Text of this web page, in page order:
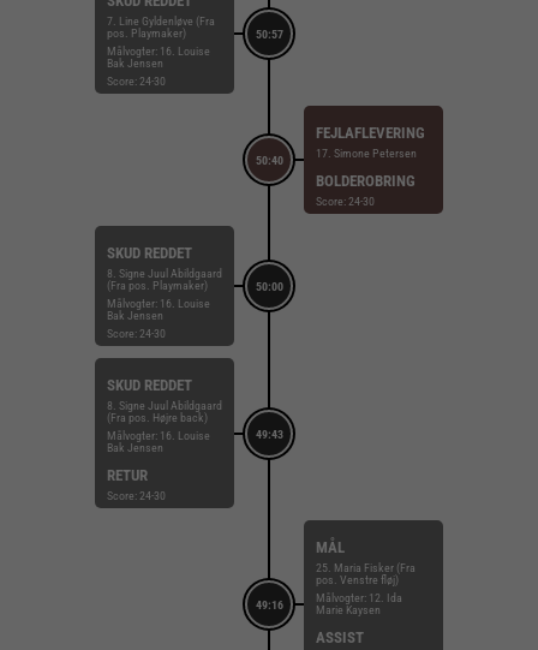
50:57
7. Line Gyldenløve (Fra
pos. Playmaker)
Målvogter: 16. Louise
Bak Jensen
Score: 24-30
50:40
FEJLAFLEVERING
17. Simone Petersen
BOLDEROBRING
Score: 24-30
50:00
SKUD REDDET
8. Signe Juul Abildgaard
(Fra pos. Playmaker)
Målvogter: 16. Louise
Bak Jensen
Score: 24-30
49:43
SKUD REDDET
8. Signe Juul Abildgaard
(Fra pos. Højre back)
Målvogter: 16. Louise
Bak Jensen
RETUR
Score: 24-30
49:16
MÅL
25. Maria Fisker (Fra
pos. Venstre fløj)
Målvogter: 12. Ida
Marie Kaysen
ASSIST